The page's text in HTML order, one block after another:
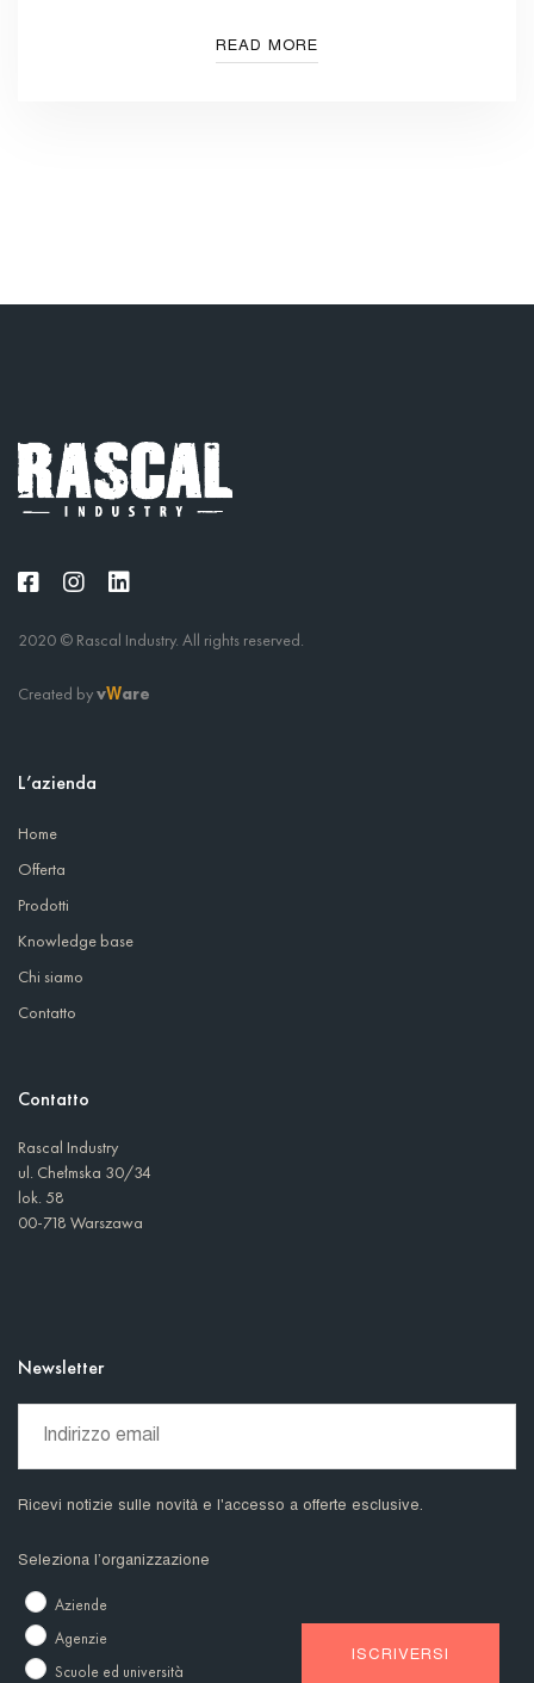
READ MORE
2020 © Rascal Industry. All rights reserved.
Created byvWare
L’azienda
Home
Offerta
Prodotti
Knowledge base
Chi siamo
Contatto
Contatto
Rascal Industry
ul. Chełmska 30/34
lok. 58
00-718 Warszawa
Newsletter
Ricevi notizie sulle novità e l'accesso a offerte esclusive.
Seleziona l’organizzazione
Aziende
Agenzie
Scuole ed università